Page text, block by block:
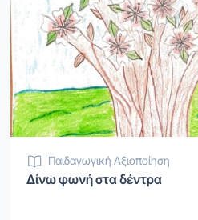
Παιδαγωγική Αξιοποίηση
Δίνω φωνή στα δέντρα